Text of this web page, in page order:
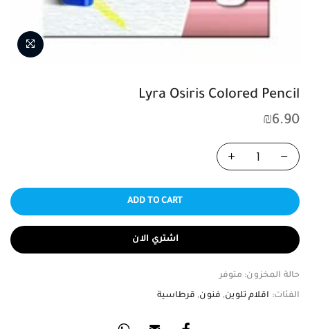
Lyra Osiris Colored Pencil
₪6.90
ADD TO CART
اشتري الان
حالة المخزون: متوفر
الفئات: اقلام تلوين, فنون, قرطاسية